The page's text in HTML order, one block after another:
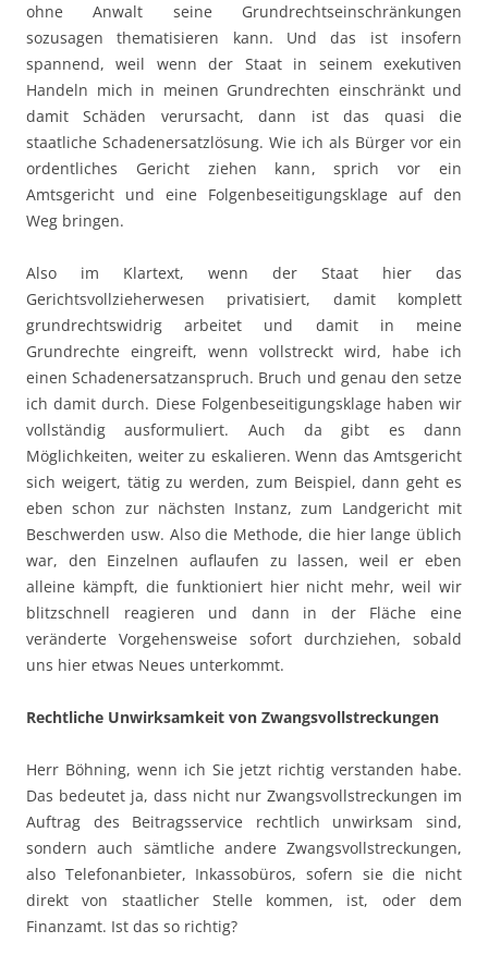
ohne Anwalt seine Grundrechtseinschränkungen
sozusagen thematisieren kann. Und das ist insofern
spannend, weil wenn der Staat in seinem exekutiven
Handeln mich in meinen Grundrechten einschränkt und
damit Schäden verursacht, dann ist das quasi die
staatliche Schadenersatzlösung. Wie ich als Bürger vor ein
ordentliches Gericht ziehen kann, sprich vor ein
Amtsgericht und eine Folgenbeseitigungsklage auf den
Weg bringen.
Also im Klartext, wenn der Staat hier das
Gerichtsvollzieherwesen privatisiert, damit komplett
grundrechtswidrig arbeitet und damit in meine
Grundrechte eingreift, wenn vollstreckt wird, habe ich
einen Schadenersatzanspruch. Bruch und genau den setze
ich damit durch. Diese Folgenbeseitigungsklage haben wir
vollständig ausformuliert. Auch da gibt es dann
Möglichkeiten, weiter zu eskalieren. Wenn das Amtsgericht
sich weigert, tätig zu werden, zum Beispiel, dann geht es
eben schon zur nächsten Instanz, zum Landgericht mit
Beschwerden usw. Also die Methode, die hier lange üblich
war, den Einzelnen auflaufen zu lassen, weil er eben
alleine kämpft, die funktioniert hier nicht mehr, weil wir
blitzschnell reagieren und dann in der Fläche eine
veränderte Vorgehensweise sofort durchziehen, sobald
uns hier etwas Neues unterkommt.
Rechtliche Unwirksamkeit von Zwangsvollstreckungen
Herr Böhning, wenn ich Sie jetzt richtig verstanden habe.
Das bedeutet ja, dass nicht nur Zwangsvollstreckungen im
Auftrag des Beitragsservice rechtlich unwirksam sind,
sondern auch sämtliche andere Zwangsvollstreckungen,
also Telefonanbieter, Inkassobüros, sofern sie die nicht
direkt von staatlicher Stelle kommen, ist, oder dem
Finanzamt. Ist das so richtig?